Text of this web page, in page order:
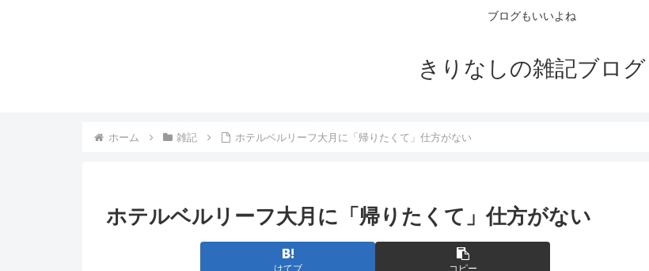
ブログもいいよね
きりなしの雑記ブログ
ホーム 雑記 ホテルベルリーフ大月に「帰りたくて」仕方がない
ホテルベルリーフ大月に「帰りたくて」仕方がない
はてブ コピー